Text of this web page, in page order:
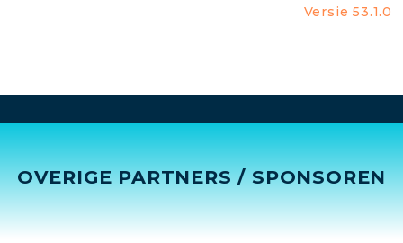
Versie 53.1.0
OVERIGE PARTNERS / SPONSOREN